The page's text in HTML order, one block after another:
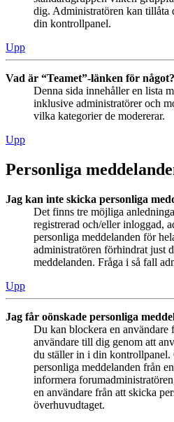
dig. Administratören kan tillåta
din kontrollpanel.
Upp
Vad är “Teamet”-länken för något?
Denna sida innehåller en lista
inklusive administratörer och
vilka kategorier de modererar.
Upp
Personliga
Jag kan inte skicka personliga
Det finns tre möjliga
registrerad och/eller inloggad,
personliga meddelanden för
administratören förhindrat just
meddelanden. Fråga i så fall
Upp
Jag får oönskade personliga
Du kan blockera en användare
användare till dig genom att
du ställer in i din kontrollpanel.
personliga meddelanden från
informera
en användare från att skicka
överhuvudtaget.